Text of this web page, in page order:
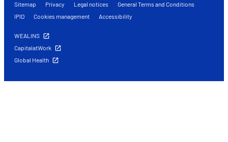
Sitemap Privacy Legal notices
General Terms and Conditions
IPID
Cookies management Accessibility
WEALINS
CapitalatWork
Global Health